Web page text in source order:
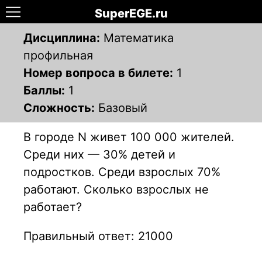
SuperEGE.ru
Дисциплина: Математика
профильная
Номер вопроса в билете: 1
Баллы: 1
Сложность: Базовый
В городе N живет 100 000 жителей.
Среди них — 30% детей и
подростков. Среди взрослых 70%
работают. Сколько взрослых не
работает?
Правильный ответ: 21000